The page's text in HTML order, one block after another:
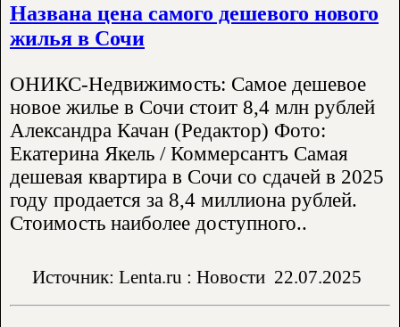
Названа цена самого дешевого нового
жилья в Сочи
ОНИКС-Недвижимость: Самое дешевое
новое жилье в Сочи стоит 8,4 млн рублей
Александра Качан (Редактор) Фото:
Екатерина Якель / Коммерсантъ Самая
дешевая квартира в Сочи со сдачей в 2025
году продается за 8,4 миллиона рублей.
Стоимость наиболее доступного..
Источник: Lenta.ru : Новости 22.07.2025